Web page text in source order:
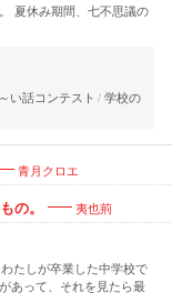
夏休み期間、七不思議の
い話コンテスト
学校の
青月クロエ
の。 夷也荊
たしが卒業した中学校で
あって、それを見たら最